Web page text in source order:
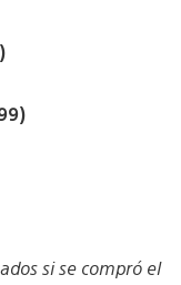
si se compró el